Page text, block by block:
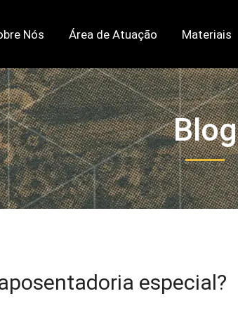
Nós Área de Atuação Materiais
Blog
especial?